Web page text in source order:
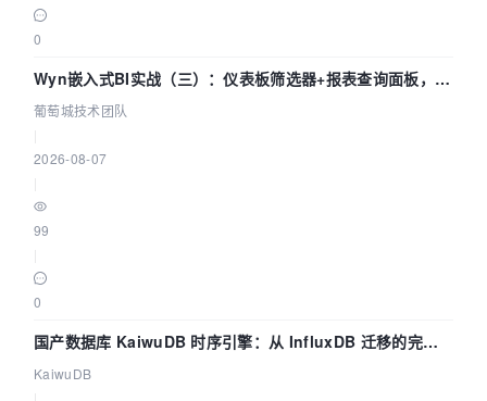
0
Wyn嵌入式BI实战（三）：仪表板筛选器+报表查询面板，参
数联动全闭环
葡萄城技术团队
2026-08-07
99
0
国产数据库 KaiwuDB 时序引擎：从 InfluxDB 迁移的完整
技术路径
KaiwuDB